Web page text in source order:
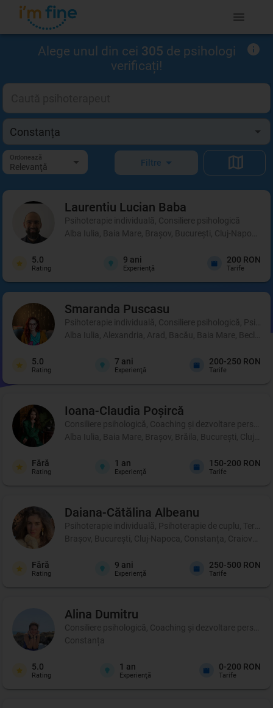
Alege unul din cei 305 de psihologi
verificați!
Ordonează
Relevanţă Filtre
Laurentiu Lucian Baba
Psihoterapie individuală, Consiliere psihologică
Alba Iulia, Baia Mare, Brașov, București, Cluj-Napoca,
5.0
Rating
9 ani
Experienţă
200 RON
Tarife
Smaranda Puscasu
Psihoterapie individuală, Consiliere psihologică,
Alba Iulia, Alexandria, Arad, Bacău, Baia Mare,
5.0
Rating
7 ani
Experienţă
200-250 RON
Tarife
Ioana-Claudia Poșircă
Consiliere psihologică, Coaching şi dezvoltare
Alba Iulia, Baia Mare, Brașov, Brăila, București, Cluj-
Fără
Rating
1 an
Experienţă
150-200 RON
Tarife
Daiana-Cătălina Albeanu
Psihoterapie individuală, Psihoterapie de cuplu, Terapie
Brașov, București, Cluj-Napoca, Constanța, Craiova,
Fără
Rating
9 ani
Experienţă
250-500 RON
Tarife
Alina Dumitru
Consiliere psihologică, Coaching şi dezvoltare
Constanța
5.0
Rating
1 an
Experienţă
0-200 RON
Tarife